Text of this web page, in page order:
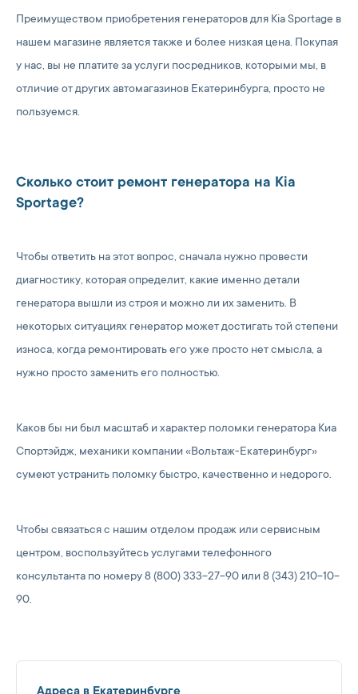
Преимуществом приобретения генераторов для Kia Sportage в
нашем магазине является также и более низкая цена. Покупая
у нас, вы не платите за услуги посредников, которыми мы, в
отличие от других автомагазинов Екатеринбурга, просто не
пользуемся.
Сколько стоит ремонт генератора на Kia
Sportage?
Чтобы ответить на этот вопрос, сначала нужно провести
диагностику, которая определит, какие именно детали
генератора вышли из строя и можно ли их заменить. В
некоторых ситуациях генератор может достигать той степени
износа, когда ремонтировать его уже просто нет смысла, а
нужно просто заменить его полностью.
Каков бы ни был масштаб и характер поломки генератора Киа
Спортэйдж, механики компании «Вольтаж-Екатеринбург»
сумеют устранить поломку быстро, качественно и недорого.
Чтобы связаться с нашим отделом продаж или сервисным
центром, воспользуйтесь услугами телефонного
консультанта по номеру 8 (800) 333-27-90 или 8 (343) 210-10-
90.